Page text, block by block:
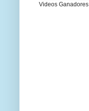
Videos Ganadores